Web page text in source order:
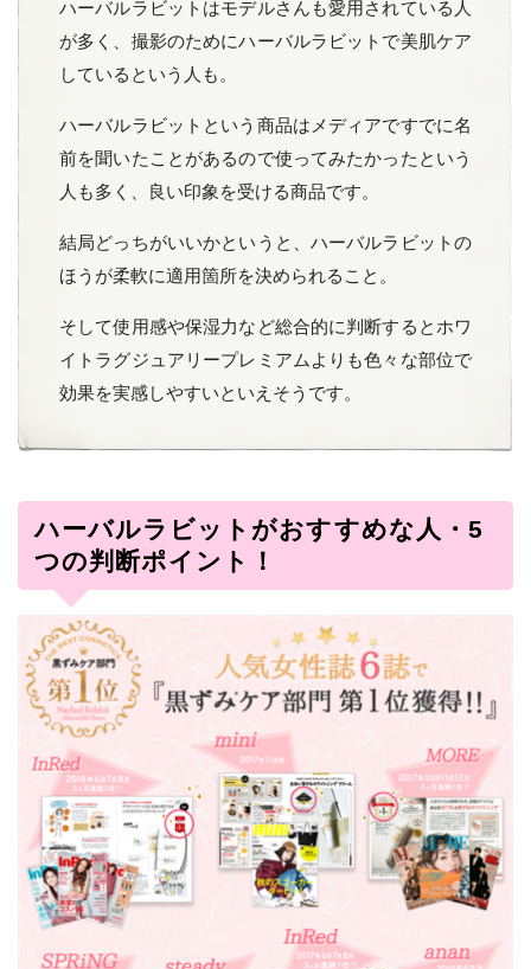
ハーバルラビットはモデルさんも愛用されている人
が多く、撮影のためにハーバルラビットで美肌ケア
しているという人も。
ハーバルラビットという商品はメディアですでに名
前を聞いたことがあるので使ってみたかったという
人も多く、良い印象を受ける商品です。
結局どっちがいいかというと、ハーバルラビットの
ほうが柔軟に適用箇所を決められること。
そして使用感や保湿力など総合的に判断するとホワ
イトラグジュアリープレミアムよりも色々な部位で
効果を実感しやすいといえそうです。
ハーバルラビットがおすすめな人・5
つの判断ポイント！